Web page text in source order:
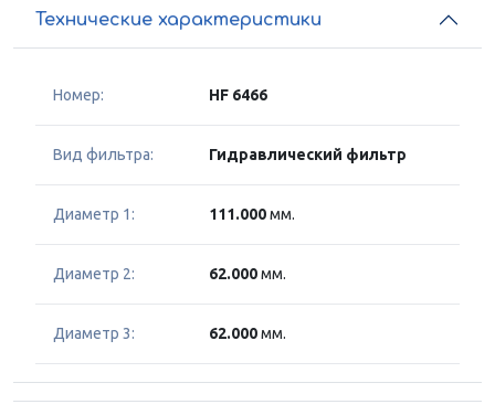
Технические характеристики
Номер: HF 6466
Вид фильтра: Гидравлический фильтр
Диаметр 1: 111.000мм.
Диаметр 2: 62.000мм.
Диаметр 3: 62.000мм.